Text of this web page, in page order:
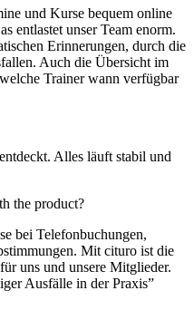
und Kurse bequem online
entlastet unser Team enorm.
Erinnerungen, durch die
Auch die Übersicht im
Trainer wann verfügbar
Alles läuft stabil und
the product?
bei Telefonbuchungen,
Mit cituro ist die
uns und unsere Mitglieder.
Ausfälle in der Praxis”